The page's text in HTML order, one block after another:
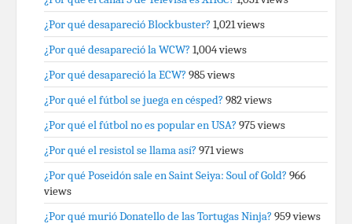
¿Por qué desapareció Blockbuster? 1,021 views
¿Por qué desapareció la WCW? 1,004 views
¿Por qué desapareció la ECW? 985 views
¿Por qué el fútbol se juega en césped? 982 views
¿Por qué el fútbol no es popular en USA? 975 views
¿Por qué el resistol se llama así? 971 views
¿Por qué Poseidón sale en Saint Seiya: Soul of Gold? 966
views
¿Por qué murió Donatello de las Tortugas Ninja? 959 views